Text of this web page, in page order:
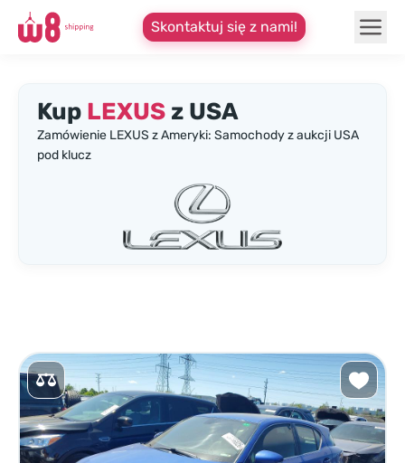
Skontaktuj się z nami!
Kup LEXUS z USA
Zamówienie LEXUS z Ameryki: Samochody z aukcji USA
pod klucz